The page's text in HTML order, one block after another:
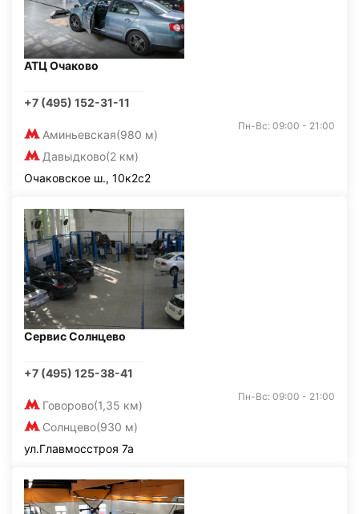
АТЦ Очаково
+7 (495) 152-31-11
Аминьевская(980 м)
Давыдково(2 км)
Пн-Вс: 09:00 - 21:00
Очаковское ш., 10к2с2
Сервис Солнцево
+7 (495) 125-38-41
Говорово(1,35 км)
Солнцево(930 м)
Пн-Вс: 09:00 - 21:00
ул.Главмосстроя 7а